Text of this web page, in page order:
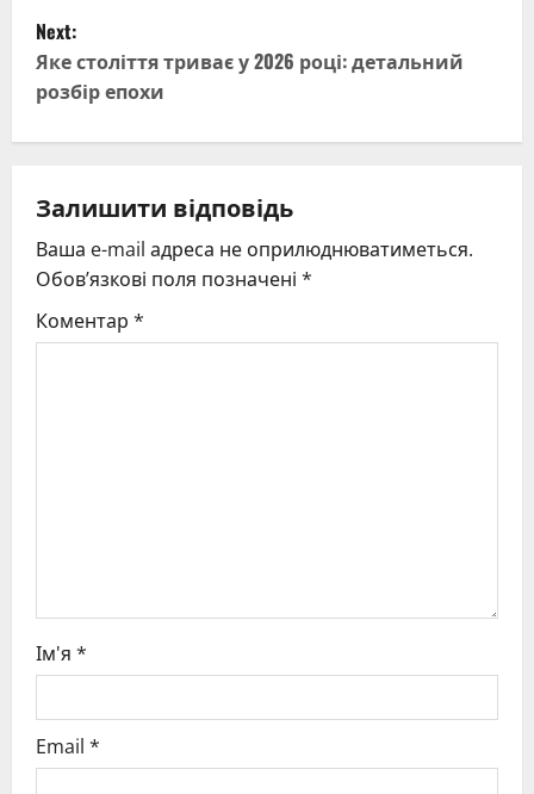
s
t
n
v
i
g
Next:
Яке століття триває у 2026 році: детальний
розбір епохи
Залишити відповідь
Ваша e-mail адреса не оприлюднюватиметься.
Обов’язкові поля позначені *
Коментар *
Ім'я *
Email *